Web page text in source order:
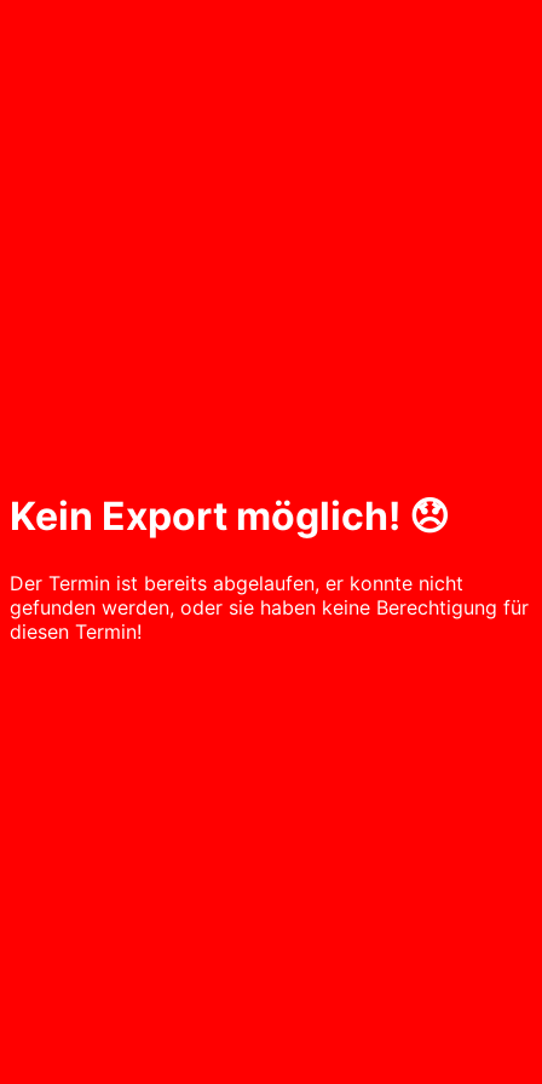
Kein Export möglich! 😞
Der Termin ist bereits abgelaufen, er konnte nicht
gefunden werden, oder sie haben keine Berechtigung für
diesen Termin!